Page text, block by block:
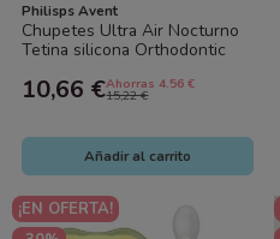
Philisps Avent
Chupetes Ultra Air Nocturno
Tetina silicona Orthodontic
10,66 €Ahorras 4.56 €
15,22 €
Añadir al carrito
¡EN OFERTA!